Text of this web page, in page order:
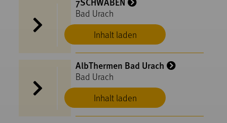
Inhalt laden
Bad Urach
Inhalt laden
AlbThermen Bad Urach
Bad Urach